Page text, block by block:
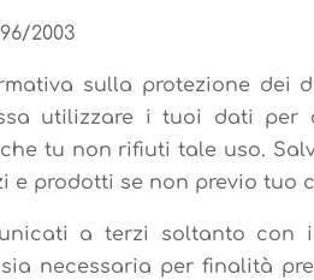
2003
sulla protezione dei
utilizzare i tuoi dati
tu non rifiuti tale uso.
e prodotti se non previo tuo
a terzi soltanto
necessaria per finalità